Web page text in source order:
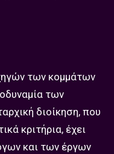
των κομμάτων
των
διοίκηση, που
κριτήρια, έχει
και των έργων